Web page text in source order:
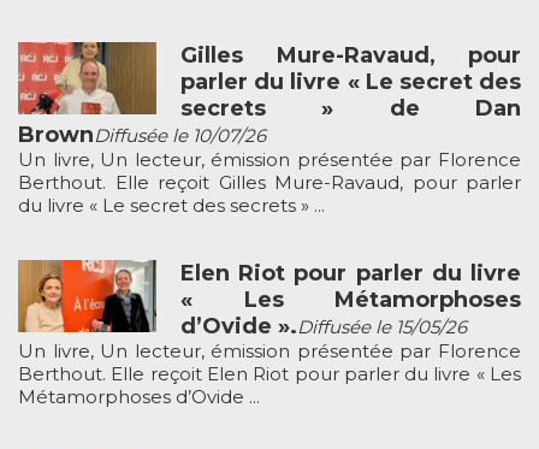
Gilles Mure-Ravaud, pour
parler du livre « Le secret des
secrets » de Dan
BrownDiffusée le 10/07/26
Un livre, Un lecteur, émission présentée par Florence
Berthout. Elle reçoit Gilles Mure-Ravaud, pour parler
du livre « Le secret des secrets » ...
Elen Riot pour parler du livre
« Les Métamorphoses
d’Ovide ».Diffusée le 15/05/26
Un livre, Un lecteur, émission présentée par Florence
Berthout. Elle reçoit Elen Riot pour parler du livre « Les
Métamorphoses d’Ovide ...